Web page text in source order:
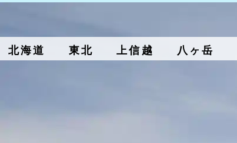
北海道 東北 上信越 八ヶ岳